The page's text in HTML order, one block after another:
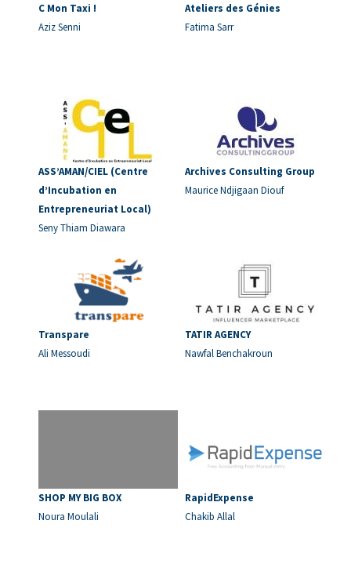
C Mon Taxi !
Aziz Senni
Ateliers des Génies
Fatima Sarr
ASS’AMAN/CIEL (Centre
d’Incubation en
Entrepreneuriat Local)
Seny Thiam Diawara
Archives Consulting Group
Maurice Ndjigaan Diouf
Transpare
Ali Messoudi
TATIR AGENCY
Nawfal Benchakroun
SHOP MY BIG BOX
Noura Moulali
RapidExpense
Chakib Allal